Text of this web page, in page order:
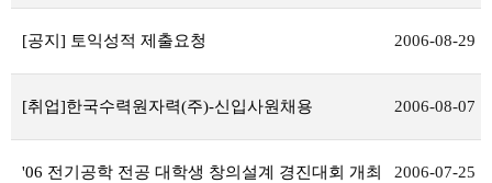
[공지] 토익성적 제출요청 2006-08-29
[취업]한국수력원자력(주)-신입사원채용 2006-08-07
'06 전기공학 전공 대학생 창의설계 경진대회 개최 2006-07-25